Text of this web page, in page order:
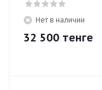
Нет в наличии
32 500 тенге